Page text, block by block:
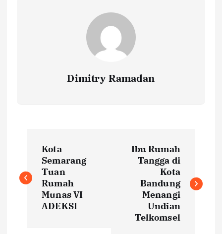
Dimitry Ramadan
o
s
Kota
Semarang
Tuan
Rumah
Munas VI
ADEKSI
Ibu Rumah
Tangga di
Kota
Bandung
Menangi
Undian
Telkomsel